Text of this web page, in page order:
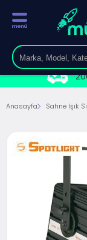
Anasayfa Sahne Işık